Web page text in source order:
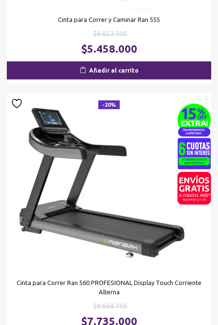
Cinta para Correr y Caminar Ran 555
$6.822.500El
precio
original
era:
$6.822.500.
$5.458.000
Añadir al carrito
-20%
Cinta para Correr Ran 560 PROFESIONAL Display Touch Corriente
Alterna
$9.668.750El
precio
$7.735.000